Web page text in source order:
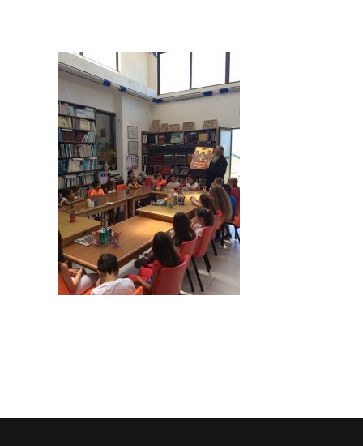
ΕΠΙΚΟΙΝΩΝΙΑ
SEARCH